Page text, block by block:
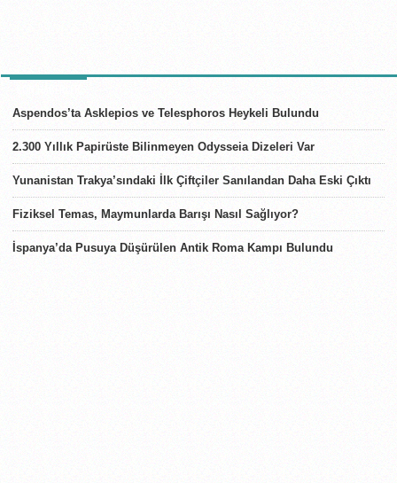
Aspendos’ta Asklepios ve Telesphoros Heykeli Bulundu
2.300 Yıllık Papirüste Bilinmeyen Odysseia Dizeleri Var
Yunanistan Trakya’sındaki İlk Çiftçiler Sanılandan Daha Eski Çıktı
Fiziksel Temas, Maymunlarda Barışı Nasıl Sağlıyor?
İspanya’da Pusuya Düşürülen Antik Roma Kampı Bulundu